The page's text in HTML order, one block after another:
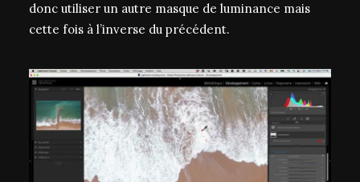
donc utiliser un autre masque de luminance mais
cette fois à l’inverse du précédent.